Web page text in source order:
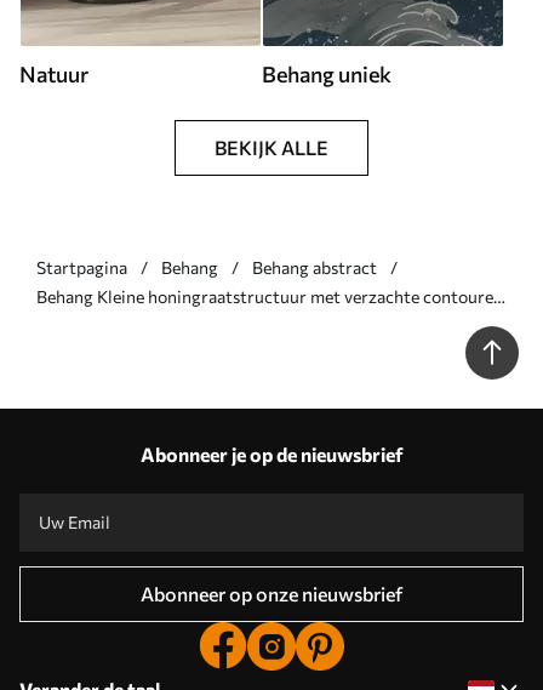
Natuur Behang uniek
BEKIJK ALLE
Startpagina Behang
Behang abstract
Behang Kleine honingraatstructuur met verzachte contouren
Abonneer je op de nieuwsbrief
Abonneer op onze nieuwsbrief